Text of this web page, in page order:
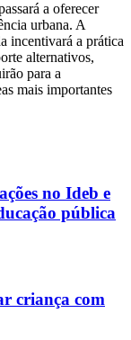
a oferecer
urbana. A
incentivará a prática
alternativos,
para a
mais importantes
no Ideb e
pública
criança com